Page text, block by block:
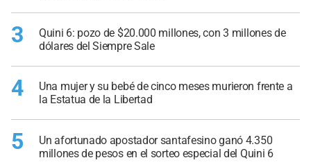
3
Quini 6: pozo de $20.000 millones, con 3 millones de
dólares del Siempre Sale
4
Una mujer y su bebé de cinco meses murieron frente a
la Estatua de la Libertad
5
Un afortunado apostador santafesino ganó 4.350
millones de pesos en el sorteo especial del Quini 6